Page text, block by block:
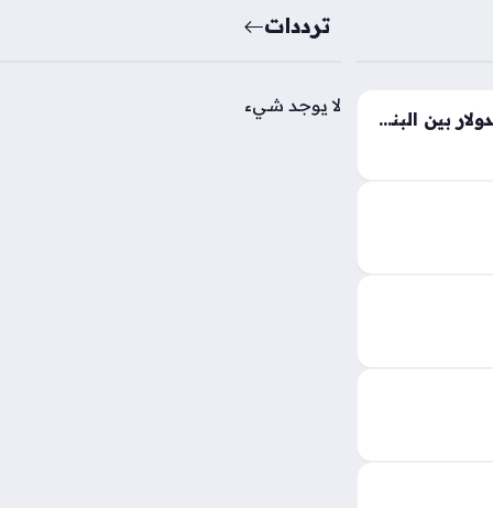
تفاوت حاد في أسعار صرف الدولار بين البنوك والسوق الموازية بمنتصف التعاملات
داخل
في
يراقب
ترددات
لا يوجد شيء